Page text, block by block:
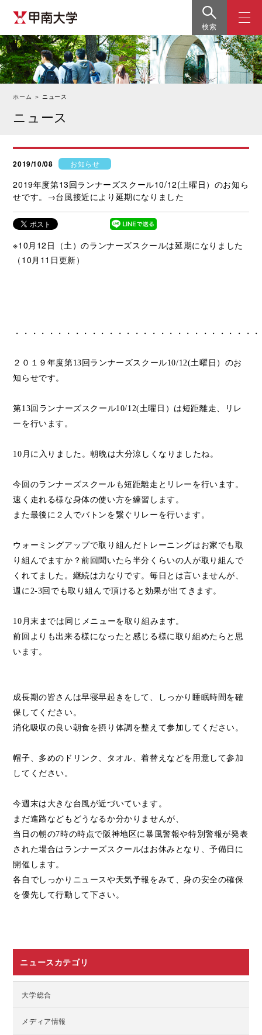
検索
ホーム ＞ニュース
ニュース
2019/10/08 お知らせ
2019年度第13回ランナーズスクール10/12(土曜日）のお知ら
せです。→台風接近により延期になりました
※10月12日（土）のランナーズスクールは延期になりました
（10月11日更新）
・・・・・・・・・・・・・・・・・・・・・・・・・・・・
２０１９年度第13 回ランナーズスクール10/12(土曜日）のお
知らせです。
第13回ランナーズスクール10/12(土曜日）は短距離走、リレ
ーを行います。
10 月に入りました。朝晩は大分涼しくなりましたね。
今回のランナーズスクールも短距離走とリレーを行います。
速く走れる様な身体の使い方を練習します。
また最後に２人でバトンを繋ぐリレーを行います。
ウォーミングアップで取り組んだトレーニングはお家でも取
り組んでますか？前回聞いたら半分くらいの人が取り組んで
くれてました。継続は力なりです。毎日とは言いませんが、
週に2-3回でも取り組んで頂けると効果が出てきます。
10 月末までは同じメニューを取り組みます。
前回よりも出来る様になったと感じる様に取り組めたらと思
います。
成長期の皆さんは早寝早起きをして、しっかり睡眠時間を確
保してください。
消化吸収の良い朝食を摂り体調を整えて参加してください。
帽子、多めのドリンク、タオル、着替えなどを用意して参加
してください。
今週末は大きな台風が近づいています。
まだ進路などもどうなるか分かりませんが、
当日の朝の7時の時点で阪神地区に暴風警報や特別警報が発表
された場合はランナーズスクールはお休みとなり、予備日に
開催します。
各自でしっかりニュースや天気予報をみて、身の安全の確保
を優先して行動して下さい。
ニュースカテゴリ
大学総合
メディア情報